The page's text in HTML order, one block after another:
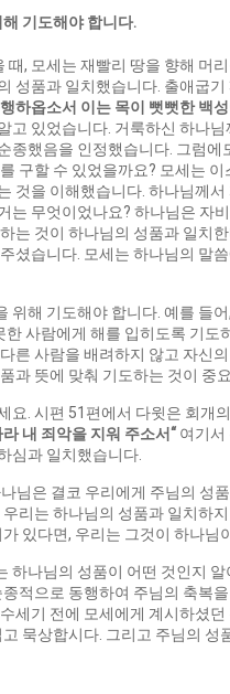
기도해야 합니다.
, 모세는 재빨리 땅을 향해 머
성품과 일치했습니다. 출애굽기
하옵소서 이는 목이 뻣뻣한 백
고 있었습니다. 거룩하신 하나
종했음을 인정했습니다. 그럼
구할 수 있었을까요? 모세는
것을 이해했습니다. 하나님께
는 무엇이었나요? 하나님은
는 것이 하나님의 성품과 일치
셨습니다. 모세는 하나님의
위해 기도해야 합니다. 예를 들
사람에게 해를 입히도록 기
른 사람을 배려하지 않고 자신
과 뜻에 맞춰 기도하는 것이 중
. 시편 51편에서 다윗은 회개
내 죄악을 지워 주소서“ 여기서
심과 일치했습니다.
님은 결코 우리에게 주님의
리는 하나님의 성품과 일치하
있다면, 우리는 그것이 하나님
하나님의 성품이 어떤 것인지
적으로 동행하여 주님의 축복
세기 전에 모세에게 계시하셨
묵상합시다. 그리고 주님의